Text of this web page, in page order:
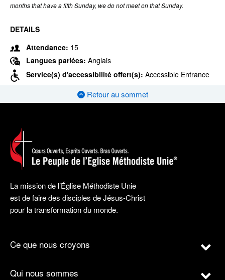
months that have a fifth Sunday, we do not meet on that Sunday.
DETAILS
Attendance: 15
Langues parlées: Anglais
Service(s) d'accessibilité offert(s): Accessible Entrance
Retour au sommet
La mission de l’Église Méthodiste Unie
est de faire des disciples de Jésus-Christ
pour la transformation du monde.
Ce que nous croyons
Qui nous sommes